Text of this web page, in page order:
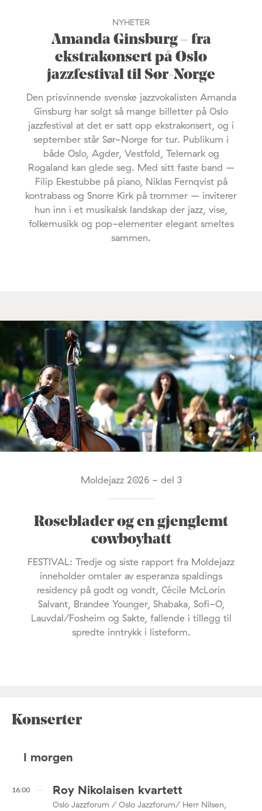
NYHETER
Amanda Ginsburg – fra
ekstrakonsert på Oslo
jazzfestival til Sør-Norge
Den prisvinnende svenske jazzvokalisten Amanda
Ginsburg har solgt så mange billetter på Oslo
jazzfestival at det er satt opp ekstrakonsert, og i
september står Sør-Norge for tur. Publikum i
både Oslo, Agder, Vestfold, Telemark og
Rogaland kan glede seg. Med sitt faste band –
Filip Ekestubbe på piano, Niklas Fernqvist på
kontrabass og Snorre Kirk på trommer – inviterer
hun inn i et musikalsk landskap der jazz, vise,
folkemusikk og pop-elementer elegant smeltes
sammen.
Moldejazz 2026 - del 3
Roseblader og en gjenglemt
cowboyhatt
FESTIVAL: Tredje og siste rapport fra Moldejazz
inneholder omtaler av esperanza spaldings
residency på godt og vondt, Cécile McLorin
Salvant, Brandee Younger, Shabaka, Sofi-O,
Lauvdal/Fosheim og Sakte, fallende i tillegg til
spredte inntrykk i listeform.
Konserter
I morgen
16:00 Roy Nikolaisen kvartett
Oslo Jazzforum / Oslo Jazzforum/ Herr Nilsen,